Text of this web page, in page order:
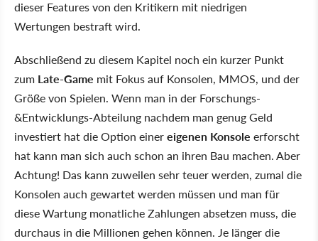
dieser Features von den Kritikern mit niedrigen
Wertungen bestraft wird.
Abschließend zu diesem Kapitel noch ein kurzer Punkt
zum Late-Game mit Fokus auf Konsolen, MMOS, und der
Größe von Spielen. Wenn man in der Forschungs-
&Entwicklungs-Abteilung nachdem man genug Geld
investiert hat die Option einereigenen Konsole erforscht
hat kann man sich auch schon an ihren Bau machen. Aber
Achtung! Das kann zuweilen sehr teuer werden, zumal die
Konsolen auch gewartet werden müssen und man für
diese Wartung monatliche Zahlungen absetzen muss, die
durchaus in die Millionen gehen können. Je länger die